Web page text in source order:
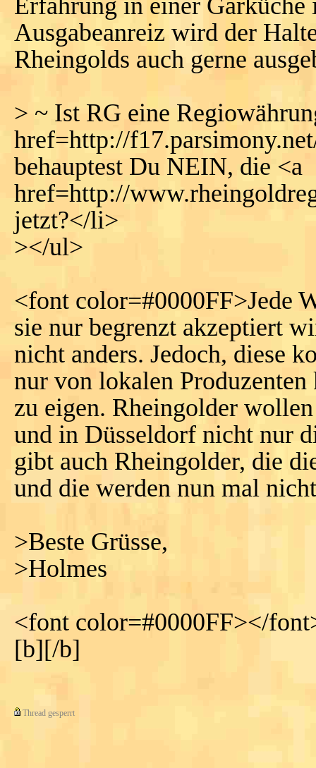
Ausgabeanreiz wird der
Rheingolds auch gerne
> ~ Ist RG eine
href=http://
behauptest Du NEIN, die <a
href=http://
jetzt?</li>
></ul>
<font color=#0000FF>Jede
sie nur begrenzt akzeptiert
nicht anders. Jedoch, diese
nur von lokalen
zu eigen. Rheingolder
und in Düsseldorf nicht nur
gibt auch Rheingolder, die
und die werden nun mal
>Beste Grüsse,
>Holmes
<font color=#0000FF></
[b][/b]
Thread gesperrt